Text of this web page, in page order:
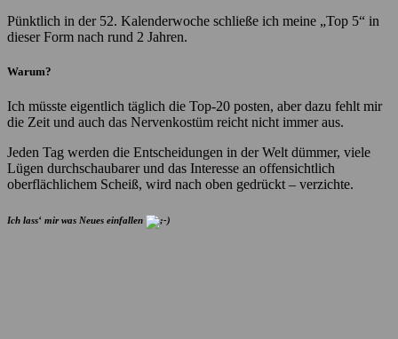
Pünktlich in der 52. Kalenderwoche schließe ich meine „Top 5“ in
dieser Form nach rund 2 Jahren.
Warum?
Ich müsste eigentlich täglich die Top-20 posten, aber dazu fehlt mir
die Zeit und auch das Nervenkostüm reicht nicht immer aus.
Jeden Tag werden die Entscheidungen in der Welt dümmer, viele
Lügen durchschaubarer und das Interesse an offensichtlich
oberflächlichem Scheiß, wird nach oben gedrückt – verzichte.
Ich lass‘ mir was Neues einfallen